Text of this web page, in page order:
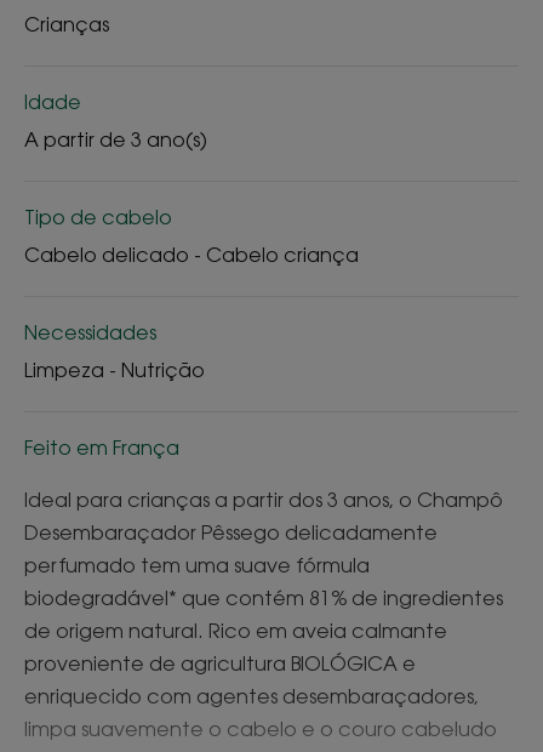
Crianças
Idade
A partir de 3 ano(s)
Tipo de cabelo
Cabelo delicado - Cabelo criança
Necessidades
Limpeza - Nutrição
Feito em França
Ideal para crianças a partir dos 3 anos, o Champô
Desembaraçador Pêssego delicadamente
perfumado tem uma suave fórmula
biodegradável* que contém 81% de ingredientes
de origem natural. Rico em aveia calmante
proveniente de agricultura BIOLÓGICA e
enriquecido com agentes desembaraçadores,
limpa suavemente o cabelo e o couro cabeludo